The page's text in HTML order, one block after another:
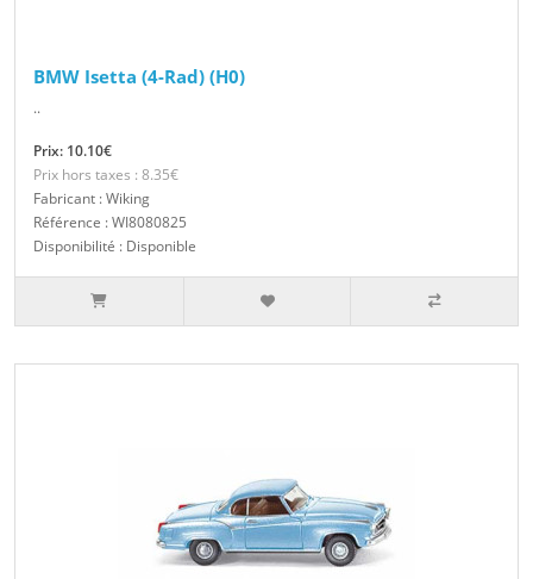
BMW Isetta (4-Rad) (H0)
..
Prix: 10.10€
Prix hors taxes : 8.35€
Fabricant : Wiking
Référence : WI8080825
Disponibilité : Disponible